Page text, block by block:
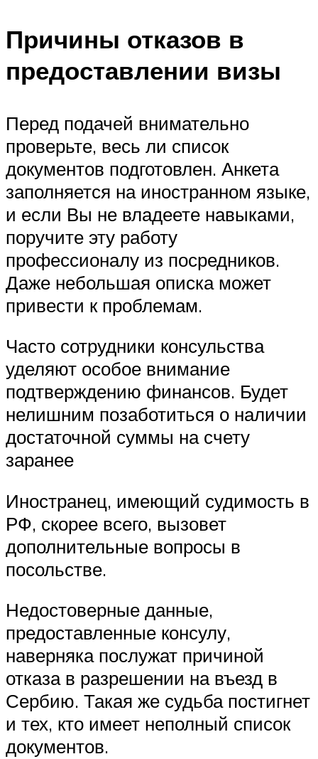
Причины отказов в
предоставлении визы
Перед подачей внимательно
проверьте, весь ли список
документов подготовлен. Анкета
заполняется на иностранном языке,
и если Вы не владеете навыками,
поручите эту работу
профессионалу из посредников.
Даже небольшая описка может
привести к проблемам.
Часто сотрудники консульства
уделяют особое внимание
подтверждению финансов. Будет
нелишним позаботиться о наличии
достаточной суммы на счету
заранее
Иностранец, имеющий судимость в
РФ, скорее всего, вызовет
дополнительные вопросы в
посольстве.
Недостоверные данные,
предоставленные консулу,
наверняка послужат причиной
отказа в разрешении на въезд в
Сербию. Такая же судьба постигнет
и тех, кто имеет неполный список
документов.